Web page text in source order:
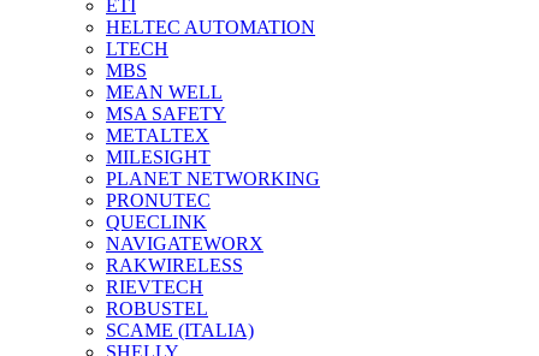
ETI
HELTEC AUTOMATION
LTECH
MBS
MEAN WELL
MSA SAFETY
METALTEX
MILESIGHT
PLANET NETWORKING
PRONUTEC
QUECLINK
NAVIGATEWORX
RAKWIRELESS
RIEVTECH
ROBUSTEL
SCAME (ITALIA)
SHELLY